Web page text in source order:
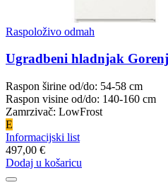
Raspoloživo odmah
Ugradbeni hladnjak
Raspon širine od/do: 54-58 cm
Raspon visine od/do: 140-160 cm
Zamrzivač: LowFrost
E
Informacijski list
497,00 €
Dodaj u košaricu